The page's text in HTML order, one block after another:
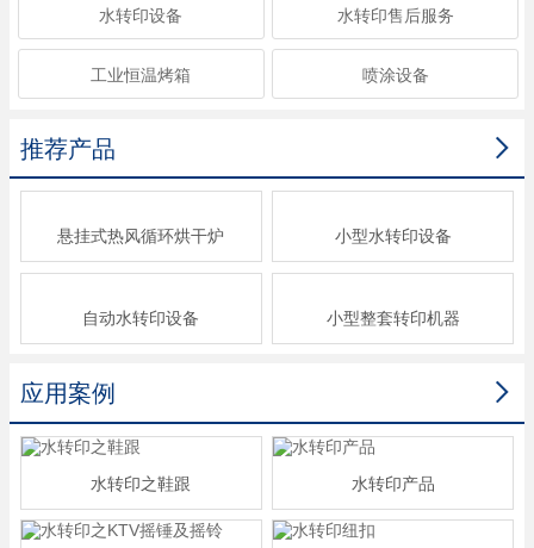
水转印设备 水转印售后服务
工业恒温烤箱 喷涂设备

推荐产品
悬挂式热风循环烘干炉 小型水转印设备
自动水转印设备 小型整套转印机器

应用案例
水转印之鞋跟 水转印产品